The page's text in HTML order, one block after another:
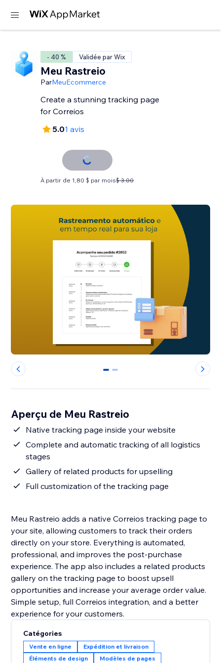
- 40 % Validée par Wix
Meu Rastreio
ParMeuEcommerce
Create a stunning tracking page
for Correios
5.01 avis
À partir de 1,80 $ par mois$ 3.00
0 1
Aperçu de Meu Rastreio
Native tracking page inside your website
Complete and automatic tracking of all logistics
stages
Gallery of related products for upselling
Full customization of the tracking page
Meu Rastreio adds a native Correios tracking page to
your site, allowing customers to track their orders
directly on your store. Everything is automated,
professional, and improves the post-purchase
experience. The app also includes a related products
gallery on the tracking page to boost upsell
opportunities and increase your average order value.
Simple setup, full Correios integration, and a better
experience for your customers.
Catégories
Vente en ligne
Expédition et livraison
Éléments de design
Modèles de pages